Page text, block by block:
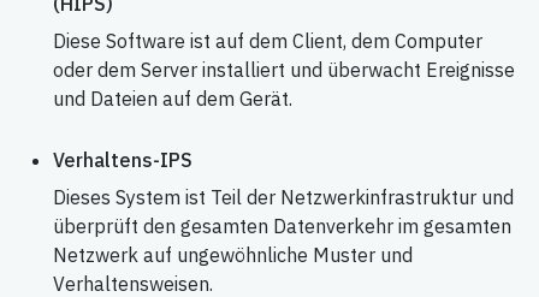
Diese Software ist auf dem Client, dem Computer
oder dem Server installiert und überwacht Ereignisse
und Dateien auf dem Gerät.
Verhaltens-IPS
Dieses System ist Teil der Netzwerkinfrastruktur und
überprüft den gesamten Datenverkehr im gesamten
Netzwerk auf ungewöhnliche Muster und
Verhaltensweisen.